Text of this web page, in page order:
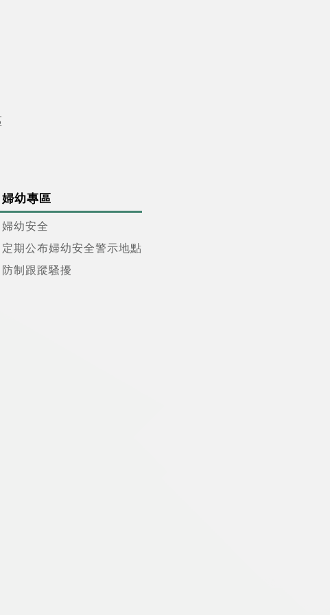
婦幼專區
婦幼安全
定期公布婦幼安全警示地點
防制跟蹤騷擾